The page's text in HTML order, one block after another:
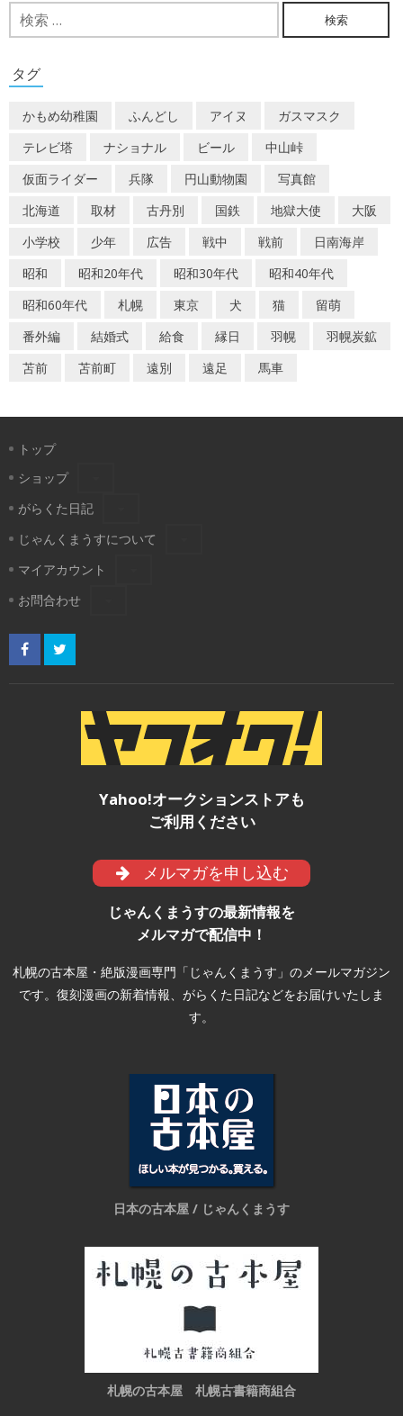
検
索:
タグ
かもめ幼稚園 ふんどし アイヌ
ガスマスク
テレビ塔
ナショナル ビール
中山峠
仮面ライダー
兵隊 円山動物園
写真館
北海道
取材 古丹別 国鉄 地獄大使
大阪
小学校
少年 広告 戦中 戦前
日南海岸
昭和
昭和20年代 昭和30年代
昭和40年代
昭和60年代
札幌 東京 犬 猫
留萌
番外編
結婚式 給食 縁日 羽幌
羽幌炭鉱
苫前
苫前町 遠別 遠足 馬車
トップ
ショップ
がらくた日記
じゃんくまうすについて
マイアカウント
お問合わせ
Yahoo!オークションストアも
ご利用ください
メルマガを申し込む
じゃんくまうすの最新情報を
メルマガで配信中！
札幌の古本屋・絶版漫画専門「じゃんくまうす」のメールマガジン
です。復刻漫画の新着情報、がらくた日記などをお届けいたしま
す。
日本の古本屋 / じゃんくまうす
札幌の古本屋 札幌古書籍商組合